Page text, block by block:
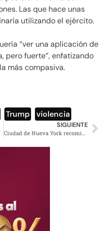
Las que hace unas
utilizando el ejército.
“ver una aplicación de
pero fuerte”, enfatizando
más compasiva.
Trump violencia
SIGUIENTE